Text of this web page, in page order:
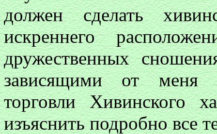
должен сделать
искреннего
дружественных
зависящими от меня
торговли Хивинского
изъяснить подробно все